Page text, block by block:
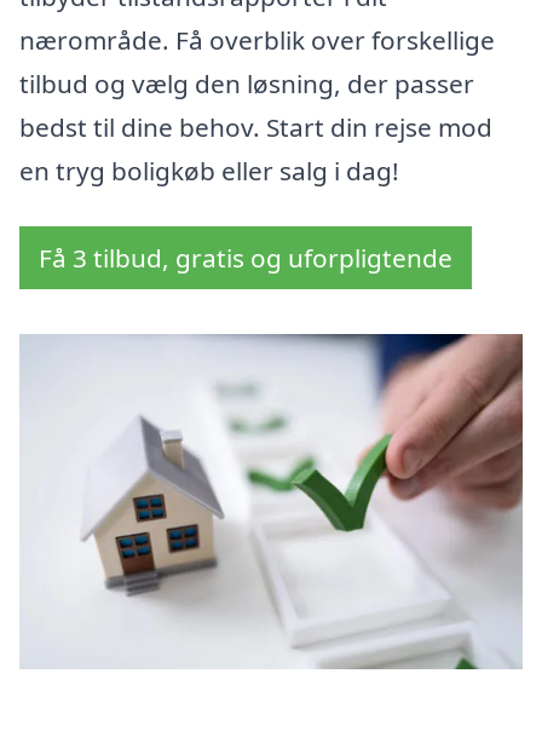
nærområde. Få overblik over forskellige
tilbud og vælg den løsning, der passer
bedst til dine behov. Start din rejse mod
en tryg boligkøb eller salg i dag!
Få 3 tilbud, gratis og uforpligtende